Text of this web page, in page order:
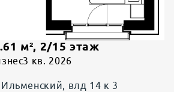
м², 2/15 этаж
3 кв. 2026
влд 14 к 3